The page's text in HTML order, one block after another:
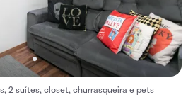
2 suítes, closet, churrasqueira e pets